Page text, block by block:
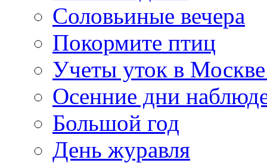
Соловьиные вечера
Покормите птиц
Учеты уток в
Осенние дни
Большой год
День журавля